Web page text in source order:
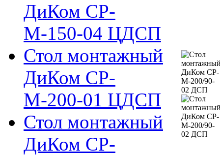
ДиКом СР-
М-150-04 ЦДСП
Стол монтажный
ДиКом СР-
М-200-01 ЦДСП
Стол монтажный
ДиКом СР-